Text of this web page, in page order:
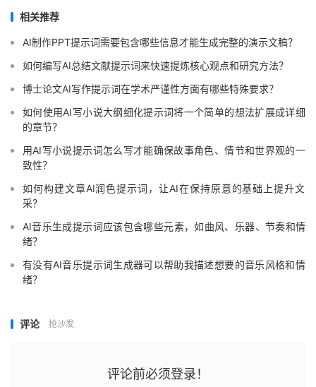
相关推荐
AI制作PPT提示词需要包含哪些信息才能生成完整的演示文稿？
如何编写AI总结文献提示词来快速提炼核心观点和研究方法？
博士论文AI写作提示词在学术严谨性方面有哪些特殊要求？
如何使用AI写小说大纲细化提示词将一个简单的想法扩展成详细
的章节？
用AI写小说提示词怎么写才能确保故事角色、情节和世界观的一
致性？
如何构建文章AI润色提示词，让AI在保持原意的基础上提升文
采？
AI音乐生成提示词应该包含哪些元素，如曲风、乐器、节奏和情
绪？
有没有AI音乐提示词生成器可以帮助我描述想要的音乐风格和情
绪？
评论 抢沙发
评论前必须登录！